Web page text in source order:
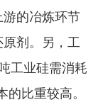
的冶炼环节
剂。另，工
工业硅需消耗
比重较高。